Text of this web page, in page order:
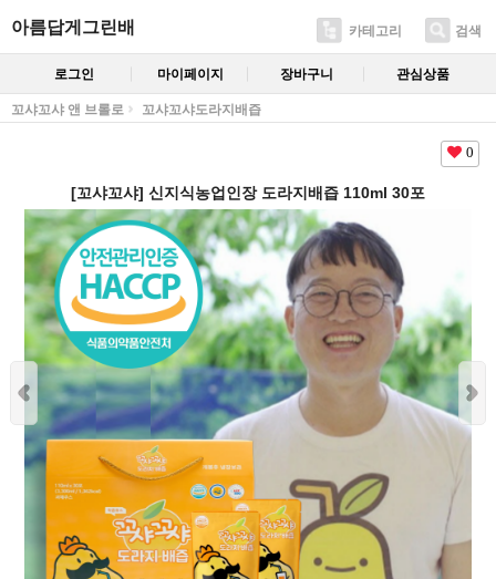
아름답게그린배 카테고리 검색
로그인 마이페이지 장바구니 관심상품
꼬샤꼬샤 앤 브롤로 꼬샤꼬샤도라지배즙
0
[꼬샤꼬샤] 신지식농업인장 도라지배즙 110ml 30포